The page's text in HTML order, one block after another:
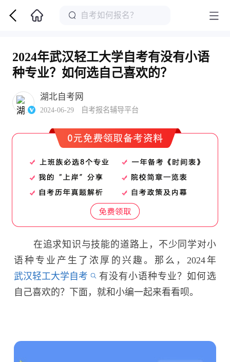
2024年武汉轻工大学自考有没有小语
种专业？如何选自己喜欢的？
湖北自考网
2024-06-29 自考报名辅导平台
在追求知识与技能的道路上，不少同学对小
语种专业产生了浓厚的兴趣。那么，2024年
武汉轻工大学自考
有没有小语种专业？如何选
自己喜欢的？下面，就和小编一起来看看呗。